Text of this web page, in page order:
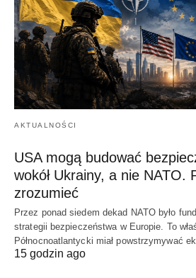
AKTUALNOŚCI
USA mogą budować
wokół Ukrainy, a nie NATO.
zrozumieć
Przez ponad siedem dekad NATO było
strategii bezpieczeństwa w Europie. To
Północnoatlantycki miał powstrzymywać
15 godzin ago